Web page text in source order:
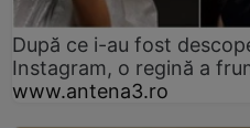
După ce i-au fost
Instagram, o regină a
www.antena3.ro